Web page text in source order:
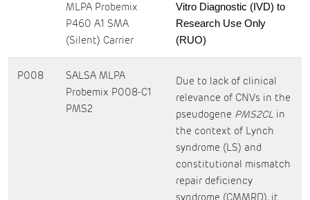
MLPA Probemix
P460 A1 SMA
(Silent) Carrier
Vitro Diagnostic (IVD) to
Research Use Only
(RUO)
P008
SALSA MLPA
Probemix P008-C1
PMS2
Due to lack of clinical
relevance of CNVs in the
pseudogene PMS2CL in
the context of Lynch
syndrome (LS) and
constitutional mismatch
repair deficiency
syndrome (CMMRD), it